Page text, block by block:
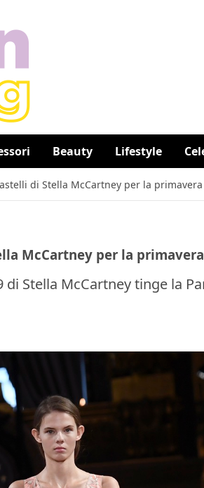
Beauty Lifestyle
di Stella McCartney per la
McCartney per la
Stella McCartney tinge la